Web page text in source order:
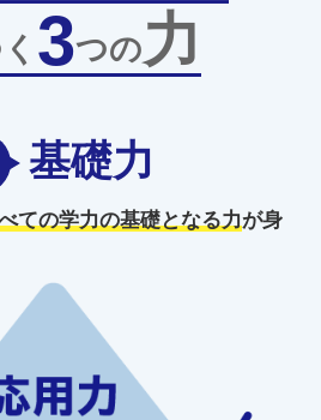
3つの力
基礎力
ての学力の基礎となる力が身